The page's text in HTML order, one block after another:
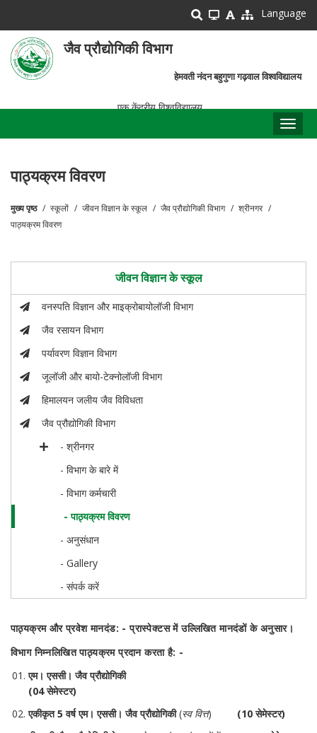
main
content
Language
जैव प्रौद्योगिकी विभाग
हेमवती नंदन बहुगुणा गढ़वाल विश्वविद्यालय
एक केंद्रीय विश्वविद्यालय
पाठ्यक्रम विवरण
पग
मुख्य पृष्ठ स्कूलों जीवन विज्ञान के स्कूल जैव प्रौद्योगिकी विभाग
श्रीनगर
पाठ्यक्रम विवरण
जीवन विज्ञान के स्कूल
वनस्पति विज्ञान और माइक्रोबायोलॉजी विभाग
जैव रसायन विभाग
पर्यावरण विज्ञान विभाग
जूलॉजी और बायो-टेक्नोलॉजी विभाग
हिमालयन जलीय जैव विविधता
जैव प्रौद्योगिकी विभाग
- श्रीनगर
- विभाग के बारे में
- विभाग कर्मचारी
- पाठ्यक्रम विवरण
- अनुसंधान
- Gallery
- संपर्क करें
पाठ्यक्रम और प्रवेश मानदंड: - प्रास्पेक्टस में उल्लिखित मानदंडों के अनुसार।
विभाग निम्नलिखित पाठ्यक्रम प्रदान करता है: -
एम। एससी। जैव प्रौद्योगिकी
(04 सेमेस्टर)
एकीकृत 5 वर्ष एम। एससी। जैव प्रौद्योगिकी(स्व वित्त) (10 सेमेस्टर)